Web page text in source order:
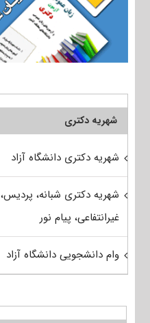
شهریه دکتری
شهریه دکتری دانشگاه آزاد
شهریه دکتری شبانه، پردیس،
غیرانتفاعی، پیام نور
وام دانشجویی دانشگاه آزاد